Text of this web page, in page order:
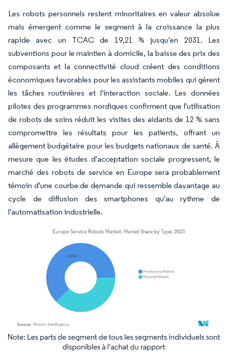
Les robots personnels restent minoritaires en valeur absolue
mais émergent comme le segment à la croissance la plus
rapide avec un TCAC de 19,21 % jusqu'en 2031. Les
subventions pour le maintien à domicile, la baisse des prix des
composants et la connectivité cloud créent des conditions
économiques favorables pour les assistants mobiles qui gèrent
les tâches routinières et l'interaction sociale. Les données
pilotes des programmes nordiques confirment que l'utilisation
de robots de soins réduit les visites des aidants de 12 % sans
compromettre les résultats pour les patients, offrant un
allègement budgétaire pour les budgets nationaux de santé. À
mesure que les études d'acceptation sociale progressent, le
marché des robots de service en Europe sera probablement
témoin d'une courbe de demande qui ressemble davantage au
cycle de diffusion des smartphones qu'au rythme de
l'automatisation industrielle.
Image © Mordor Intelligence. La réutilisation nécessite une attribution sous CC BY